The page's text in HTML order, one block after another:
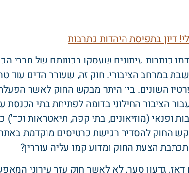
דיון בתפיסת היהדות כתרבות
כותרות עיתונים שעסקו בכוונתם של חברי
במרחב הציבורי. חוק זה, שעורר הדים
השונים. בין היתר מבקש החוק לאשר
הציבור החילוני בדומה לפתיחת בתי הכנסת
ופנאי (מוזיאונים, בתי קפה, תיאטראות
החוק להסדיר רכישת כרטיסים מוקדמת
הצעת החוק ומדוע קמו עליה עוררין?
הפנים דאז, גדעון סער, לא לאשר חוק עזר עירוני